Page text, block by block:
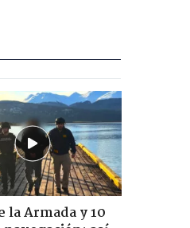
la Armada y 10